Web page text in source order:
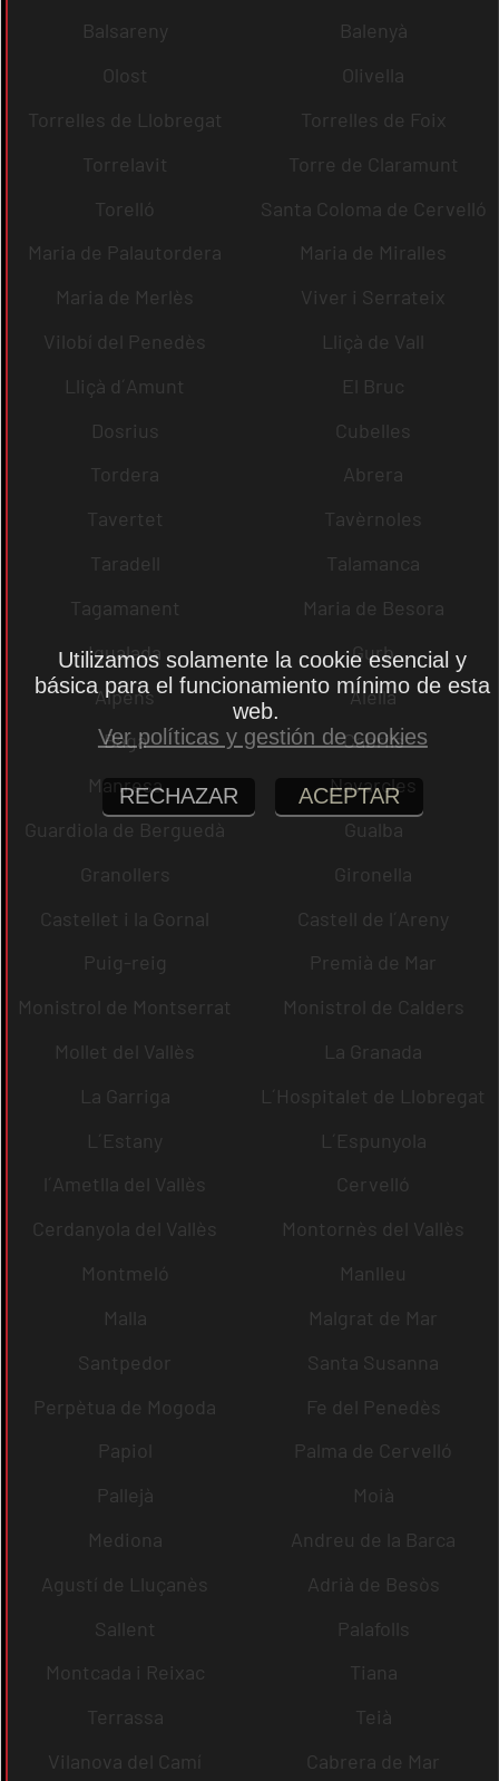
Balsareny
Balenyà
Olost
Olivella
Torrelles de Llobregat
Torrelles de Foix
Torrelavit
Torre de Claramunt
Torelló
Santa Coloma de Cervelló
Maria de Palautordera
Maria de Miralles
Maria de Merlès
Viver i Serrateix
Vilobí del Penedès
Lliçà de Vall
Lliçà d´Amunt
El Bruc
Dosrius
Cubelles
Tordera
Abrera
Tavertet
Tavèrnoles
Taradell
Talamanca
Tagamanent
Maria de Besora
Igualada
Gurb
Alpens
Alella
Bagà
Cabrils
Manresa
Navarcles
Guardiola de Berguedà
Gualba
Granollers
Gironella
Castellet i la Gornal
Castell de l´Areny
Puig-reig
Premià de Mar
Monistrol de Montserrat
Monistrol de Calders
Mollet del Vallès
La Granada
La Garriga
L´Hospitalet de Llobregat
L´Estany
L´Espunyola
l´Ametlla del Vallès
Cervelló
Cerdanyola del Vallès
Montornès del Vallès
Montmeló
Manlleu
Malla
Malgrat de Mar
Santpedor
Santa Susanna
Perpètua de Mogoda
Fe del Penedès
Papiol
Palma de Cervelló
Pallejà
Moià
Mediona
Andreu de la Barca
Agustí de Lluçanès
Adrià de Besòs
Sallent
Palafolls
Montcada i Reixac
Tiana
Terrassa
Teià
Vilanova del Camí
Cabrera de Mar
Utilizamos solamente la cookie esencial y
básica para el funcionamiento mínimo de esta
web.
Ver políticas y gestión de cookies
RECHAZAR ACEPTAR